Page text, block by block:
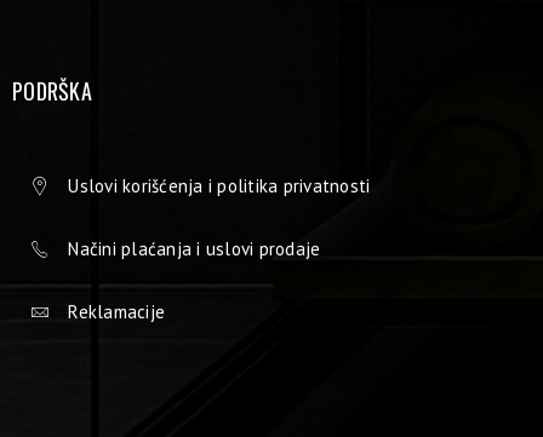
PODRŠKA
Uslovi korišćenja i politika privatnosti
Načini plaćanja i uslovi prodaje
Reklamacije